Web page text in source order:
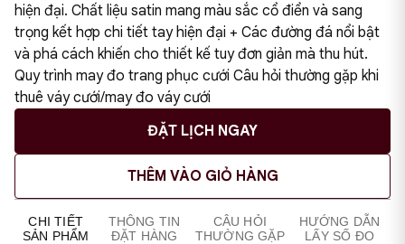
hiện đại. Chất liệu satin mang màu sắc cổ điển và sang
trọng kết hợp chi tiết tay hiện đại + Các đường đá nổi bật
và phá cách khiến cho thiết kế tuy đơn giản mà thu hút.
Quy trình may đo trang phục cưới Câu hỏi thường gặp khi
thuê váy cưới/may đo váy cưới
ĐẶT LỊCH NGAY
THÊM VÀO GIỎ HÀNG
CHI TIẾT
SẢN PHẨM
THÔNG TIN
ĐẶT HÀNG
CÂU HỎI
THƯỜNG GẶP
HƯỚNG DẪN
LẤY SỐ ĐO